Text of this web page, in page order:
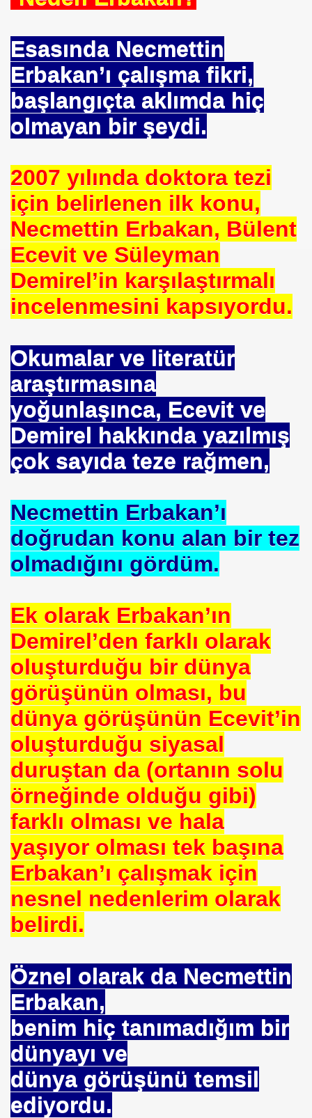
Esasında Necmettin
Erbakan’ı çalışma fikri,
başlangıçta aklımda hiç
olmayan bir şeydi.
2007 yılında doktora tezi
için belirlenen ilk konu,
Necmettin Erbakan, Bülent
Ecevit ve Süleyman
Demirel’in karşılaştırmalı
incelenmesini kapsıyordu.
Okumalar ve literatür
araştırmasına
yoğunlaşınca, Ecevit ve
Demirel hakkında yazılmış
çok sayıda teze rağmen,
Necmettin Erbakan’ı
doğrudan konu alan bir tez
olmadığını gördüm.
Ek olarak Erbakan’ın
Demirel’den farklı olarak
oluşturduğu bir dünya
görüşünün olması, bu
dünya görüşünün Ecevit’in
oluşturduğu siyasal
duruştan da (ortanın solu
örneğinde olduğu gibi)
farklı olması ve hala
yaşıyor olması tek başına
Erbakan’ı çalışmak için
nesnel nedenlerim olarak
belirdi.
Öznel olarak da Necmettin
Erbakan,
benim hiç tanımadığım bir
dünyayı ve
dünya görüşünü temsil
ediyordu.
969 HAREKETİ
YAKIT SUNUMU. HALİÇ KONGRE MRK.
SERKAN KORKUT
İMAM NEDEN ATILDI
OL
Enerji Düzenleyicileri Konfederasyonu
ERDOĞAN
UYGULANDI-
BANKALAR.= UYGULANMIŞ ÇARE
Bulunan sır. Mühendis Hikmet TOPLU